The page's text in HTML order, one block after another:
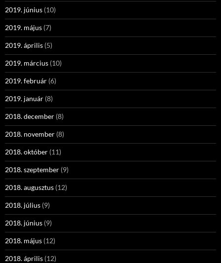
2019. június (10)
2019. május (7)
2019. április (5)
2019. március (10)
2019. február (6)
2019. január (8)
2018. december (8)
2018. november (8)
2018. október (11)
2018. szeptember (9)
2018. augusztus (12)
2018. július (9)
2018. június (9)
2018. május (12)
2018. április (12)